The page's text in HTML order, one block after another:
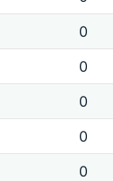
0
0
0
0
0